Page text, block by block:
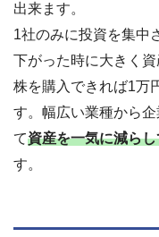
出来ます。
1社のみに投資を集中
下がった時に大きく
株を購入できれば1万
す。幅広い業種から
て資産を一気に減ら
す。